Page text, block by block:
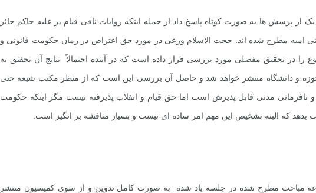
از پرسش ها به صورت کوتاه پاسخ داد از جمله اینکه روایات نافی قیام بر علیه حاکم جائر
امیه مطرح شده اند. حجت الاسلام ورعی در مورد حق اعتراض در زمان حکومت قانونی و
را در تحقیق مفصلی مورد بررسی قرار داده است که در آینده احتمالاً نتایج آن تحقیق به
و دانشگاه منتشر خواهد شد و حاصل آن بررسی این است که از منظر مکتب شیعه حتی
مدنی قابل پذیرش است اما حق قیام و انقلاب پذیرفته نیست مگر اینکه حکومت
که البته تشخیص این مهم امر ساده ای نیست و بسیار مناقشه بر انگیز است.
مباحث مطرح شده در جلسه یاد شده به صورت کامل تدوین و از سوی کمیسیون منتشر